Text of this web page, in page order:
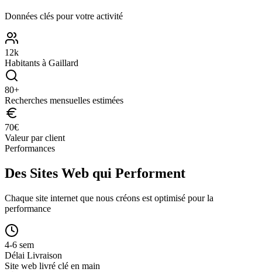
Données clés pour votre activité
12k
Habitants à Gaillard
80+
Recherches mensuelles estimées
70€
Valeur par client
Performances
Des Sites Web qui Performent
Chaque site internet que nous créons est optimisé pour la
performance
4-6 sem
Délai Livraison
Site web livré clé en main